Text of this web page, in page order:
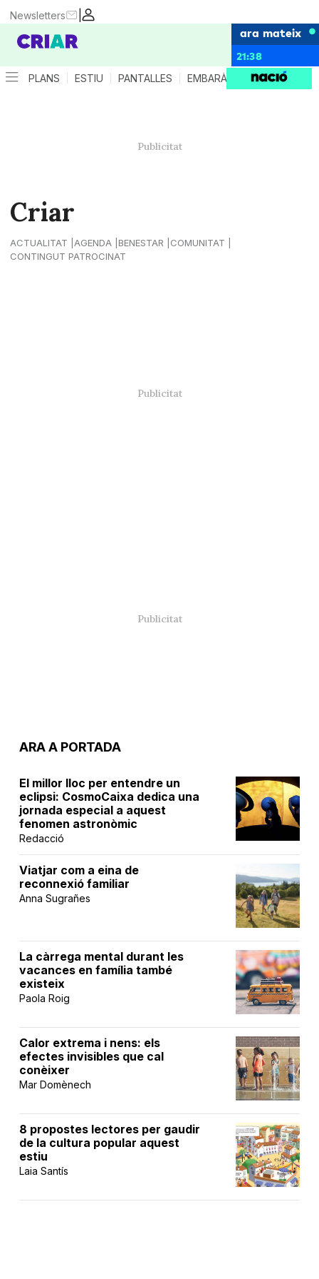
|
Newsletters
ara mateix
21:38
PLANS ESTIU PANTALLES EMBARÀS CRIANÇA
Criar
ACTUALITAT AGENDA BENESTAR
COMUNITAT
CONTINGUT PATROCINAT
ARA A PORTADA
El millor lloc per entendre un
eclipsi: CosmoCaixa dedica una
jornada especial a aquest
fenomen astronòmic
Redacció
Viatjar com a eina de
reconnexió familiar
Anna Sugrañes
La càrrega mental durant les
vacances en família també
existeix
Paola Roig
Calor extrema i nens: els
efectes invisibles que cal
conèixer
Mar Domènech
8 propostes lectores per gaudir
de la cultura popular aquest
estiu
Laia Santís